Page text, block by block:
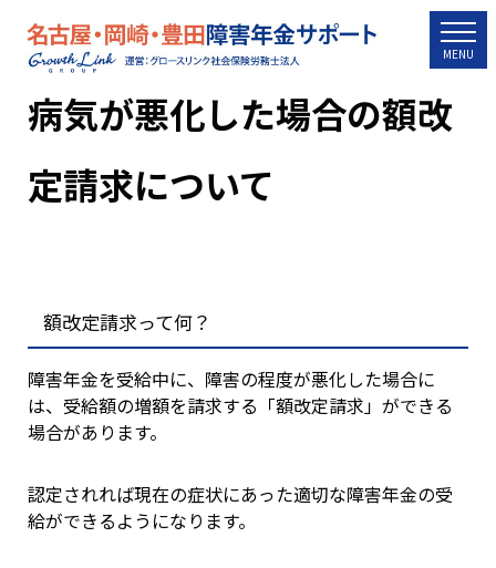
MENU
病気が悪化した場合の額改
定請求について
額改定請求って何？
障害年金を受給中に、障害の程度が悪化した場合に
は、受給額の増額を請求する「額改定請求」ができる
場合があります。
認定されれば現在の症状にあった適切な障害年金の受
給ができるようになります。